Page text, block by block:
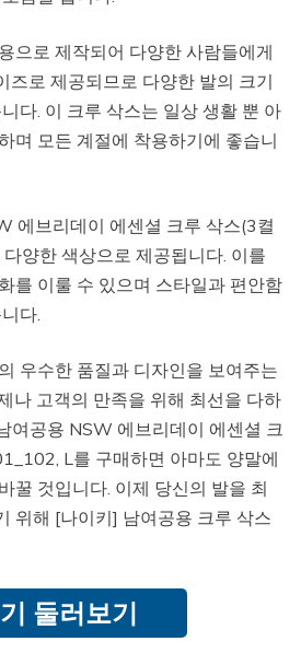
으로 제작되어 다양한 사람들에게
즈로 제공되므로 다양한 발의 크기
다. 이 크루 삭스는 일상 생활 뿐 아
며 모든 계절에 착용하기에 좋습니
에브리데이 에센셜 크루 삭스(3켤
양한 색상으로 제공됩니다. 이를
를 이룰 수 있으며 스타일과 편안함
다.
우수한 품질과 디자인을 보여주는
나 고객의 만족을 위해 최선을 다하
여공용 NSW 에브리데이 에센셜 크
L를 구매하면 아마도 양말에
꿀 것입니다. 이제 당신의 발을 최
위해 [나이키] 남여공용 크루 삭스
둘러보기